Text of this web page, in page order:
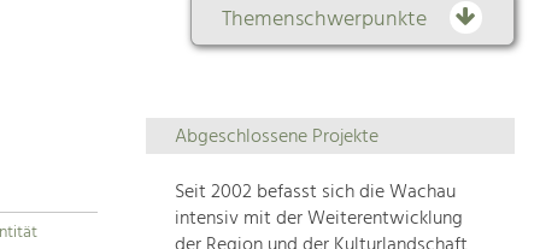
Themenschwerpunkte
Themenübersicht
Die
Regionalentwicklung
in
unserer
Abgeschlossene Projekte
Seit 2002 befasst sich die Wachau
intensiv mit der Weiterentwicklung